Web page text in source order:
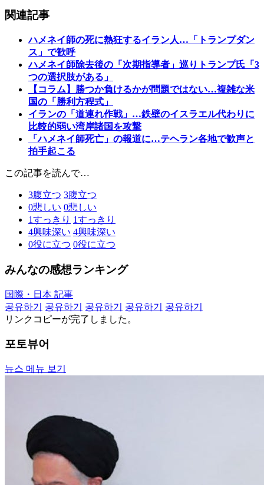
関連記事
ハメネイ師の死に熱狂するイラン人…「トランプダン
ス」で歓呼
ハメネイ師除去後の「次期指導者」巡りトランプ氏「3
つの選択肢がある」
【コラム】勝つか負けるかが問題ではない…複雑な米
国の「勝利方程式」
イランの「道連れ作戦」…鉄壁のイスラエル代わりに
比較的弱い湾岸諸国を攻撃
「ハメネイ師死亡」の報道に…テヘラン各地で歓声と
拍手起こる
この記事を読んで…
3腹立つ 3腹立つ
0悲しい 0悲しい
1すっきり 1すっきり
4興味深い 4興味深い
0役に立つ 0役に立つ
みんなの感想ランキング
国際・日本 記事
공유하기
공유하기 공유하기 공유하기
공유하기
リンクコピーが完了しました。
포토뷰어
뉴스 메뉴 보기